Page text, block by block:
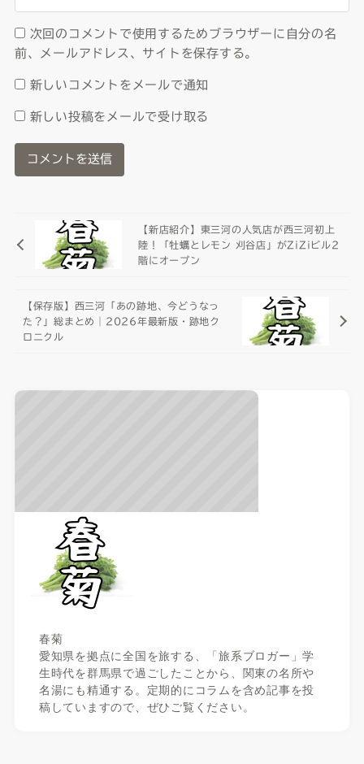
次回のコメントで使用するためブラウザーに自分の名
前、メールアドレス、サイトを保存する。
新しいコメントをメールで通知
新しい投稿をメールで受け取る
【新店紹介】東三河の人気店が西三河初上
陸！「牡蠣とレモン 刈谷店」がZiZiビル2
階にオープン
【保存版】西三河「あの跡地、今どうなっ
た？」総まとめ｜2026年最新版・跡地ク
ロニクル
春菊
愛知県を拠点に全国を旅する、「旅系ブロガー」学
生時代を群馬県で過ごしたことから、関東の名所や
名湯にも精通する。定期的にコラムを含め記事を投
稿していますので、ぜひご覧ください。